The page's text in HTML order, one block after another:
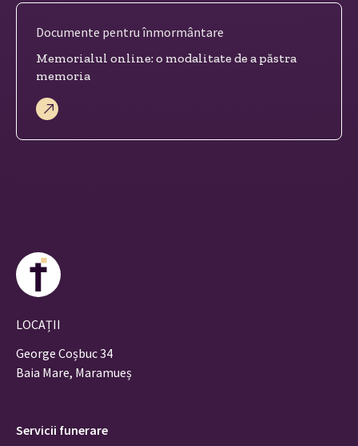
Documente pentru înmormântare
Memorialul online: o modalitate de a păstra
memoria
LOCAȚII
George Coșbuc 34
Baia Mare, Maramueș
Servicii funerare